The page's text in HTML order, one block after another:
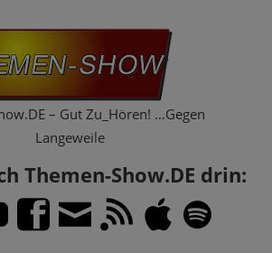
– Gut Zu_Hören! …Gegen
Langeweile
Themen-Show.DE drin: